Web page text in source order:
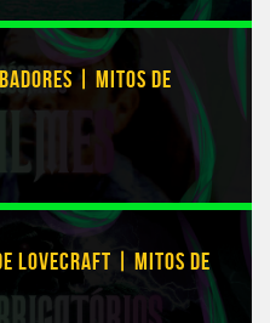
| MITOS DE
LOVECRAFT | MITOS DE